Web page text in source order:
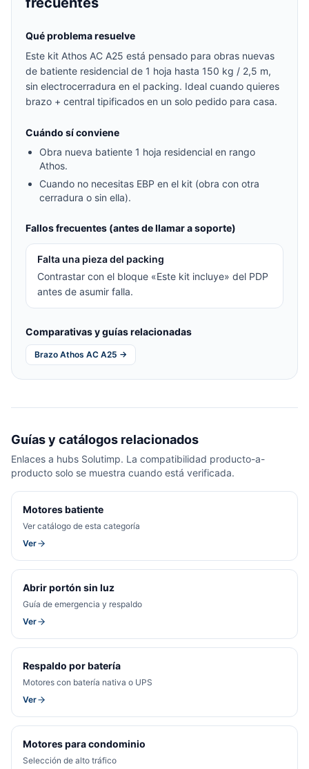
Qué problema resuelve
Este kit Athos AC A25 está pensado para obras nuevas
de batiente residencial de 1 hoja hasta 150 kg / 2,5 m,
sin electrocerradura en el packing. Ideal cuando quieres
brazo + central tipificados en un solo pedido para casa.
Cuándo sí conviene
Obra nueva batiente 1 hoja residencial en rango
Athos.
Cuando no necesitas EBP en el kit (obra con otra
cerradura o sin ella).
Fallos frecuentes (antes de llamar a soporte)
Falta una pieza del packing
Contrastar con el bloque «Este kit incluye» del PDP
antes de asumir falla.
Comparativas y guías relacionadas
Brazo Athos AC A25 →
Guías y catálogos relacionados
Enlaces a hubs Solutimp. La compatibilidad producto-a-
producto solo se muestra cuando está verificada.
Motores batiente
Ver catálogo de esta categoría
Ver
Abrir portón sin luz
Guía de emergencia y respaldo
Ver
Respaldo por batería
Motores con batería nativa o UPS
Ver
Motores para condominio
Selección de alto tráfico